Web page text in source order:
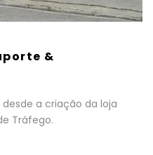
&
a criação da loja
Tráfego.